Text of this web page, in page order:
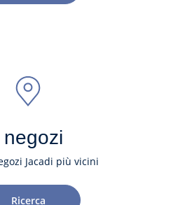
negozi
Jacadi più vicini
Ricerca